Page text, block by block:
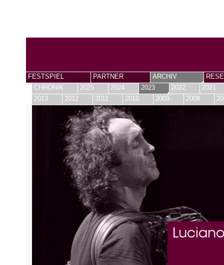
FESTSPIEL PARTNER ARCHIV
CHRONIK
2025 2024 2023 2022
2021
2013
2012 2011 2010 2009 2008
Luciano